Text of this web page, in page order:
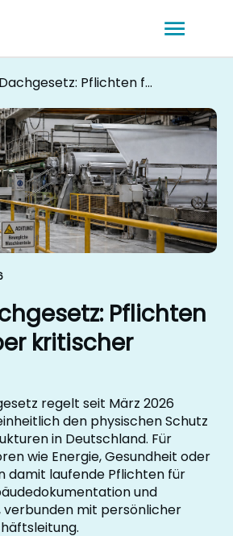
KRITIS-Dachgesetz: Pflichten für Betreiber kritischer Anlagen
Pflichten
kritischer
regelt seit März 2026
den physischen Schutz
in Deutschland. Für
wie Energie, Gesundheit oder
damit laufende Pflichten für
und
verbunden mit persönlicher